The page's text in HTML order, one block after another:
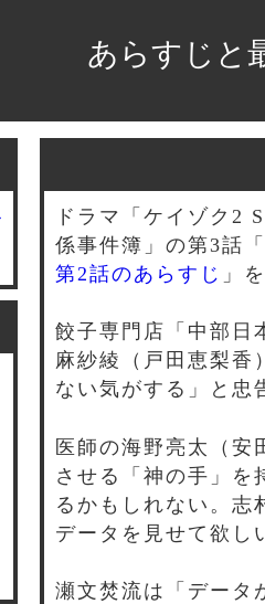
あらすじと
ドラマ「ケイゾク2
係事件簿」の第3話
第2話のあらすじ 」
餃子専門店「中部日
麻紗綾（戸田恵梨香
ない気がする」と忠
医師の海野亮太（安
させる「神の手」を
るかもしれない。志
データを見せて欲し
瀬文焚流は「データ